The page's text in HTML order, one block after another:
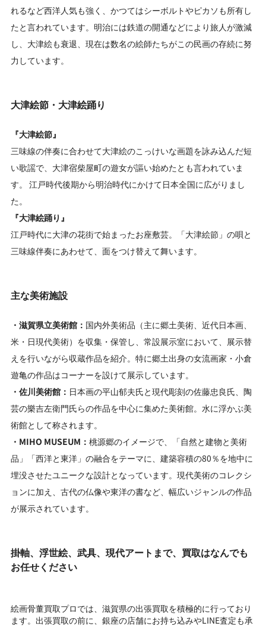
れるなど西洋人気も強く、かつてはシーボルトやピカソも所有し
たと言われています。明治には鉄道の開通などにより旅人が激減
し、大津絵も衰退、現在は数名の絵師たちがこの民画の存続に努
力しています。
大津絵節・大津絵踊り
『大津絵節』
三味線の伴奏に合わせて大津絵のこっけいな画題を詠み込んだ短
い歌謡で、大津宿柴屋町の遊女が謳い始めたとも言われていま
す。 江戸時代後期から明治時代にかけて日本全国に広がりまし
た。
『大津絵踊り』
江戸時代に大津の花街で始まったお座敷芸。「大津絵節」の唄と
三味線伴奏にあわせて、面をつけ替えて舞います。
主な美術施設
・滋賀県立美術館： 国内外美術品（主に郷土美術、近代日本画、
米・日現代美術）を収集・保管し、常設展示室において、展示替
えを行いながら収蔵作品を紹介。特に郷土出身の女流画家・小倉
遊亀の作品はコーナーを設けて展示しています。
・佐川美術館： 日本画の平山郁夫氏と現代彫刻の佐藤忠良氏、陶
芸の樂吉左衛門氏らの作品を中心に集めた美術館。水に浮かぶ美
術館として称されます。
・MIHO MUSEUM： 桃源郷のイメージで、「自然と建物と美術
品」「西洋と東洋」の融合をテーマに、建築容積の80％を地中に
埋没させたユニークな設計となっています。現代美術のコレクシ
ョンに加え、古代の仏像や東洋の書など、幅広いジャンルの作品
が展示されています。
掛軸、浮世絵、武具、現代アートまで、買取はなんでも
お任せください
絵画骨董買取プロでは、滋賀県の出張買取を積極的に行っており
ます。出張買取の前に、銀座の店舗にお持ち込みやLINE査定も承